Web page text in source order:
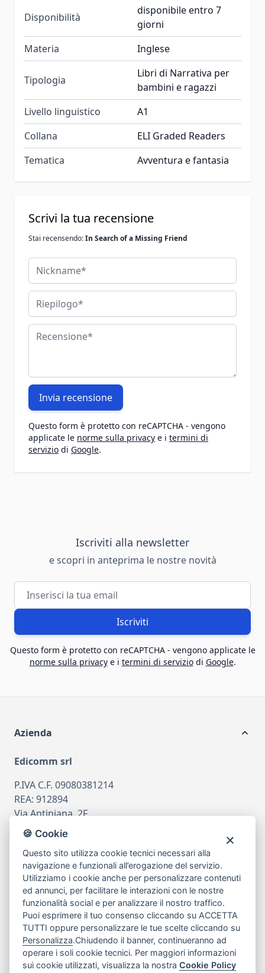
Disponibilità
disponibile entro 7
giorni
Materia
Inglese
Tipologia
Libri di Narrativa per
bambini e ragazzi
Livello linguistico
A1
Collana
ELI Graded Readers
Tematica
Avventura e fantasia
Scrivi la tua recensione
Stai recensendo:In Search of a Missing Friend
Nickname
Riepilogo
Recensione
Invia recensione
Questo form è protetto con reCAPTCHA - vengono
applicate le norme sulla privacy e i termini di
servizio di Google.
Iscriviti alla newsletter
e scopri in anteprima le nostre novità
Indirizzo email
Iscriviti
Questo form è protetto con reCAPTCHA - vengono applicate le
norme sulla privacye i termini di serviziodi Google.
Azienda
Edicomm srl
P.IVA C.F. 09080381214
REA: 912894
Via Antiniana, 2F
80078 Pozzuoli
tel081.7515380
emailinfo@edicomm.it
Assistenza Clienti
Chi siamo
🍪 Cookie
Questo sito utilizza cookie tecnici necessari alla
navigazione e funzionali all’erogazione del servizio.
Utilizziamo i cookie anche per personalizzare contenuti
ed annunci, per facilitare le interazioni con le nostre
funzionalità social e per analizzare il nostro traffico.
Puoi esprimere il tuo consenso cliccando su ACCETTA
TUTTI oppure personalizzare le tue scelte cliccando su
Personalizza.Chiudendo il banner, continueranno ad
operare i soli cookie tecnici. Per maggiori informazioni
sui cookie utilizzati, visualizza la nostraCookie Policy